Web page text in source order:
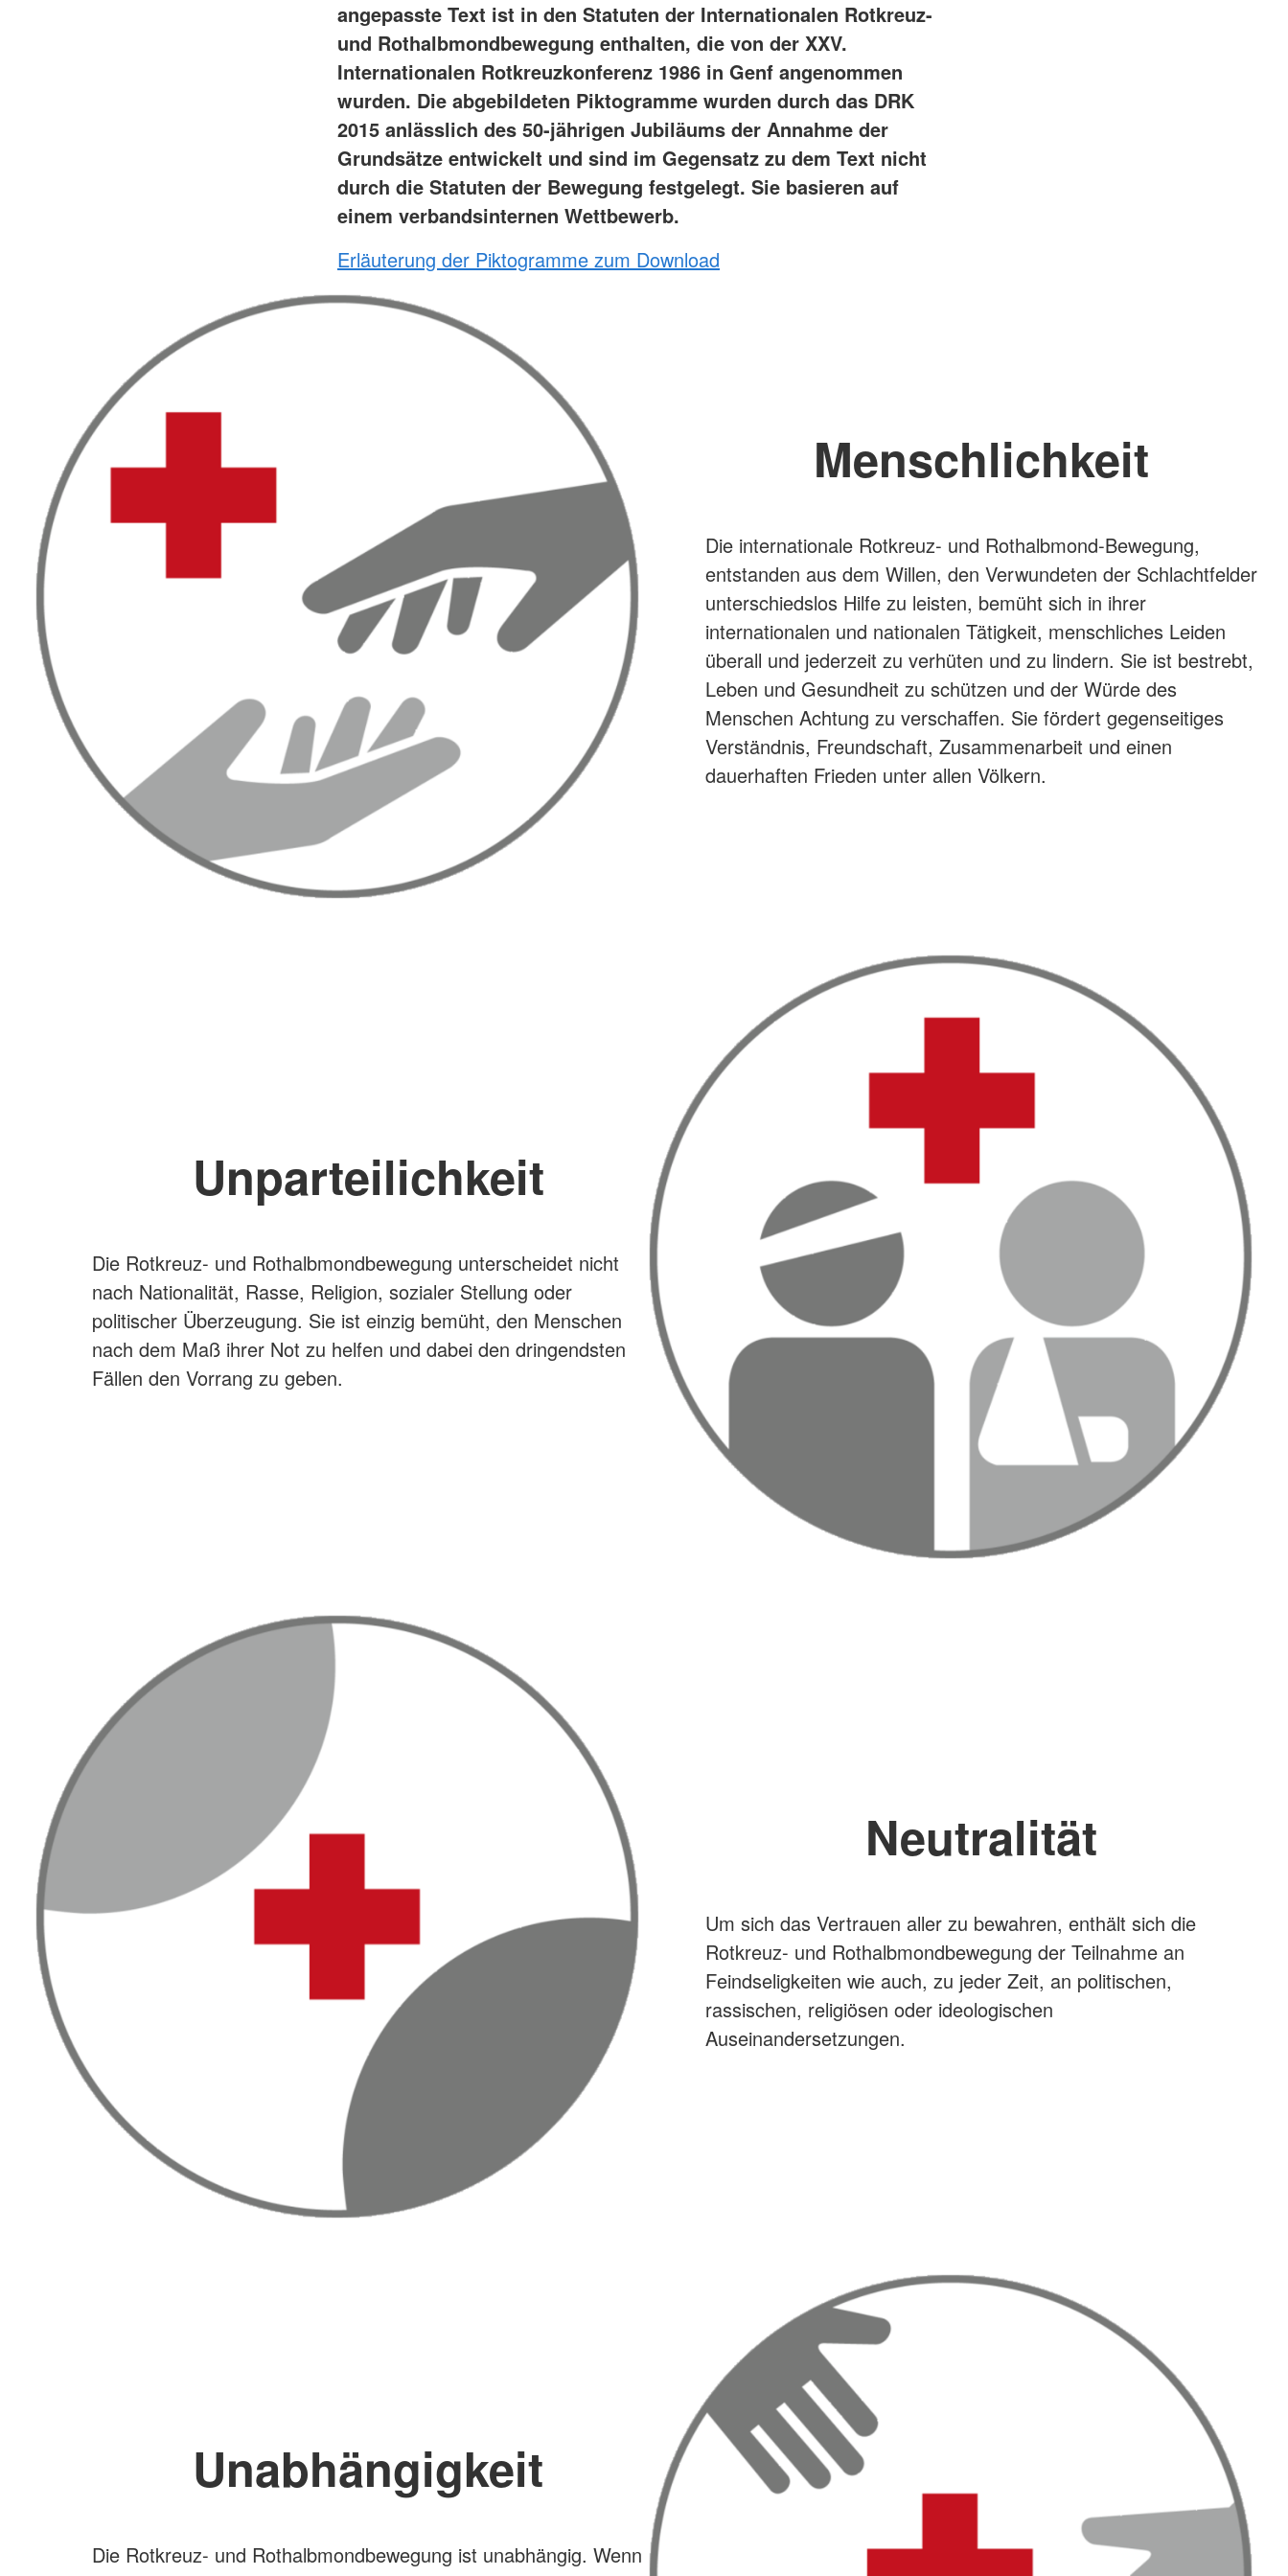
angepasste Text ist in den Statuten der Internationalen Rotkreuz-
und Rothalbmondbewegung enthalten, die von der XXV.
Internationalen Rotkreuzkonferenz 1986 in Genf angenommen
wurden. Die abgebildeten Piktogramme wurden durch das DRK
2015 anlässlich des 50-jährigen Jubiläums der Annahme der
Grundsätze entwickelt und sind im Gegensatz zu dem Text nicht
durch die Statuten der Bewegung festgelegt. Sie basieren auf
einem verbandsinternen Wettbewerb.
Erläuterung der Piktogramme zum Download
Menschlichkeit
Die internationale Rotkreuz- und Rothalbmond-Bewegung,
entstanden aus dem Willen, den Verwundeten der Schlachtfelder
unterschiedslos Hilfe zu leisten, bemüht sich in ihrer
internationalen und nationalen Tätigkeit, menschliches Leiden
überall und jederzeit zu verhüten und zu lindern. Sie ist bestrebt,
Leben und Gesundheit zu schützen und der Würde des
Menschen Achtung zu verschaffen. Sie fördert gegenseitiges
Verständnis, Freundschaft, Zusammenarbeit und einen
dauerhaften Frieden unter allen Völkern.
Unparteilichkeit
Die Rotkreuz- und Rothalbmondbewegung unterscheidet nicht
nach Nationalität, Rasse, Religion, sozialer Stellung oder
politischer Überzeugung. Sie ist einzig bemüht, den Menschen
nach dem Maß ihrer Not zu helfen und dabei den dringendsten
Fällen den Vorrang zu geben.
Neutralität
Um sich das Vertrauen aller zu bewahren, enthält sich die
Rotkreuz- und Rothalbmondbewegung der Teilnahme an
Feindseligkeiten wie auch, zu jeder Zeit, an politischen,
rassischen, religiösen oder ideologischen
Auseinandersetzungen.
Unabhängigkeit
Die Rotkreuz- und Rothalbmondbewegung ist unabhängig. Wenn